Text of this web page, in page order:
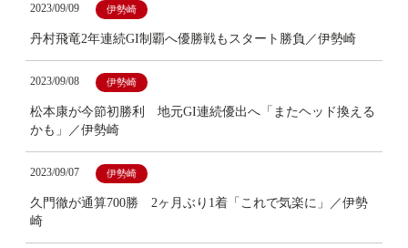
2023/09/09 伊勢崎
丹村飛竜2年連続GI制覇へ優勝戦もスタート勝負／伊勢崎
2023/09/08 伊勢崎
松本康が今節初勝利 地元GI連続優出へ「またヘッド換える
かも」／伊勢崎
2023/09/07 伊勢崎
久門徹が通算700勝 2ヶ月ぶり1着「これで気楽に」／伊勢
崎